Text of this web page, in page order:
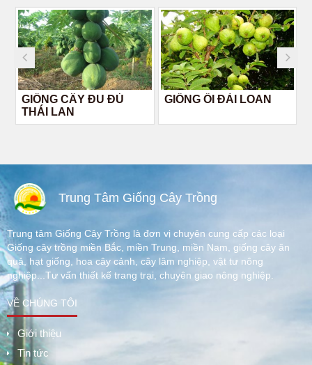
GIỐNG CÂY ĐU ĐỦ
THÁI LAN
GIỐNG ỔI ĐÀI LOAN
Trung Tâm Giống Cây Trồng
Trung tâm Giống Cây Trồng là đơn vị chuyên cung cấp các loại
Giống cây trồng miền Bắc, miền Trung, miền Nam, giống cây ăn
quả, hạt giống, hoa cây cảnh, cây lâm nghiệp, vật tư nông
nghiệp...Tư vấn thiết kế trang trại, chuyên giao nông nghiệp.
VỀ CHÚNG TÔI
Giới thiệu
Tin tức